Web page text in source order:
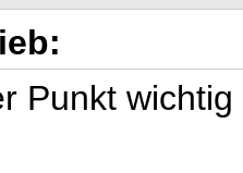
Punkt